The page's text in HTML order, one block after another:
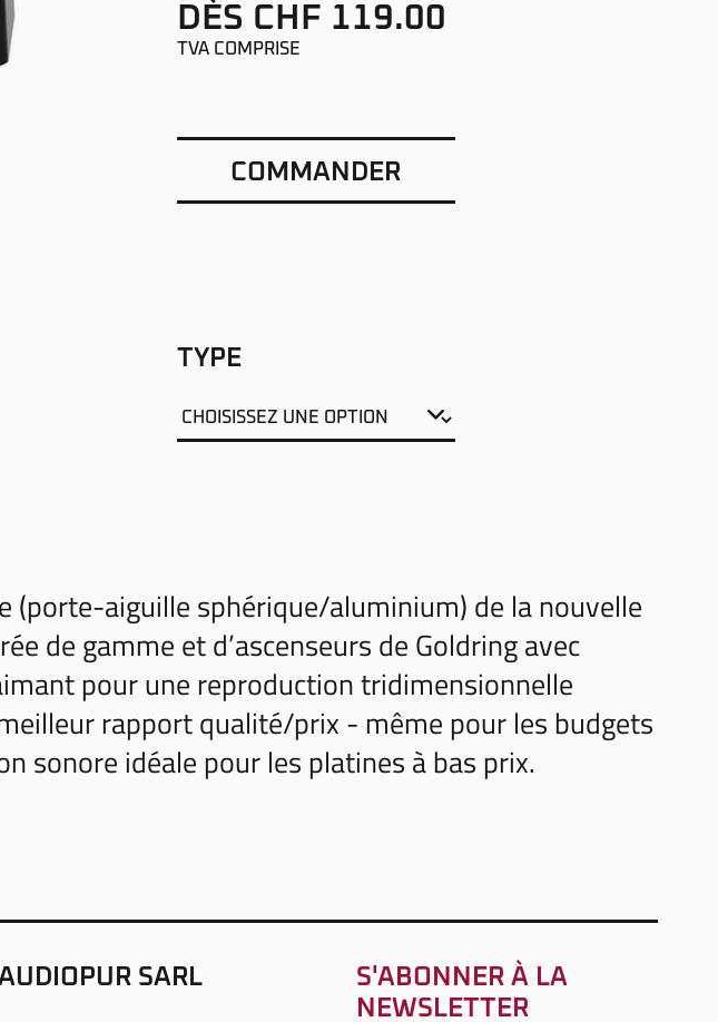
DÈS CHF 119.00
TVA COMPRISE
COMMANDER
TYPE
(porte-aiguille sphérique/aluminium) de la nouvelle
de gamme et d’ascenseurs de Goldring avec
pour une reproduction tridimensionnelle
rapport qualité/prix - même pour les budgets
sonore idéale pour les platines à bas prix.
SARL
S'ABONNER À LA
NEWSLETTER